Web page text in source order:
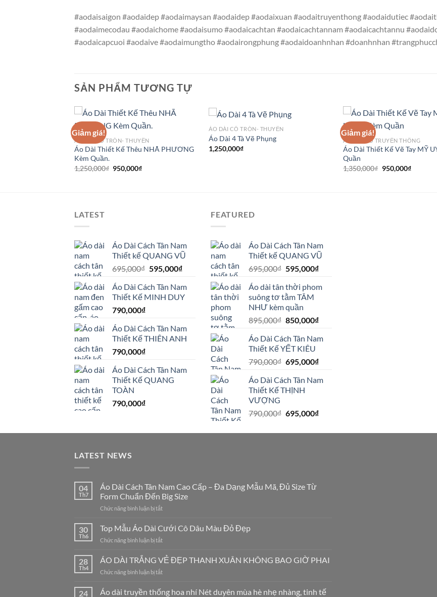
#aodaisaigon #aodaidep #aodaimaysan #aodaidep #aodaixuan #aodaitruyenthong #aodaidutiec
#aodaimecodau #aodaichome #aodaisumo #aodaicachtan #aodaicachtannam #aodaicachtannu
#aodaicapcuoi #aodaive #aodaimungtho #aodairongphung #aodaidoanhnhan #doanhnhan
SẢN PHẨM TƯƠNG TỰ
Giảm giá!
ÁO DÀI CỔ TRÒN- THUYỀN
Áo Dài Thiết Kế Thêu NHÃ PHƯƠNG
Kèm Quần.
1,250,000₫ Giá
950,000₫Giá
ÁO DÀI CỔ TRÒN- THUYỀN
Áo Dài 4 Tà Vẽ Phụng
1,250,000₫
Giảm giá!
ÁO DÀI CỔ TRUYỀN THỐNG
Áo Dài Thiết Kế Vẽ Tay MỸ
Quần
1,350,000₫ Giá
950,000₫Giá
LATEST
Áo Dài Cách Tân Nam
Thiết kế QUANG VŨ
695,000₫ Giá
là:
695,000₫.
595,000₫Giá
tại
là:
595,000₫.
Áo Dài Cách Tân Nam
Thiết Kế MINH DUY
790,000₫
Áo Dài Cách Tân Nam
Thiết Kế THIÊN ANH
790,000₫
Áo Dài Cách Tân Nam
Thiết Kế QUANG
TOÀN
790,000₫
FEATURED
Áo Dài Cách Tân Nam
Thiết kế QUANG VŨ
695,000₫ Giá
là:
695,000₫.
595,000₫Giá
tại
Áo dài tân thời phom
suông tơ tằm TÂM
NHƯ kèm quần
895,000₫ Giá
là:
895,000₫.
850,000₫Giá
tại
850,000₫.
Áo Dài Cách Tân Nam
Thiết Kế YẾT KIÊU
790,000₫ Giá
là:
790,000₫.
695,000₫Giá
tại
Áo Dài Cách Tân Nam
Thiết Kế THỊNH
VƯỢNG
790,000₫ Giá
là:
695,000₫Giá
tại
LATEST NEWS
04
Th7
Áo Dài Cách Tân Nam Cao Cấp – Đa Dạng Mẫu Mã, Đủ Size Từ
Form Chuẩn Đến Big Size
Chức năng bình luận bị tắtở
Dài
Cách
Tân
Cao
–
Dạng
30
Th6
Top Mẫu Áo Dài Cưới Cô Dâu Màu Đỏ Đẹp
Chức năng bình luận bị tắtở
Mẫu
Áo
Dài
Cô
28
Th4
ÁO DÀI TRẮNG VẺ ĐẸP THANH XUÂN KHÔNG BAO GIỜ PHAI
Chức năng bình luận bị tắtở
24 Áo dài truyền thống hoa nhí Nét duyên mùa hè nhẹ nhàng, tinh tế